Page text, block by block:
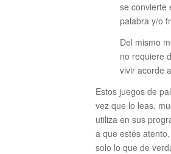
se convierte
palabra y/o
Del mismo
no requiere
vivir acorde
Estos juegos de
vez que lo leas,
utiliza en sus
a que estés
solo lo que de